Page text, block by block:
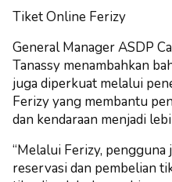
Tiket Online Ferizy
General Manager ASDP
Tanassy menambahkan
juga diperkuat melalui
Ferizy yang membantu
dan kendaraan menjadi
“Melalui Ferizy, pengguna
reservasi dan pembelian